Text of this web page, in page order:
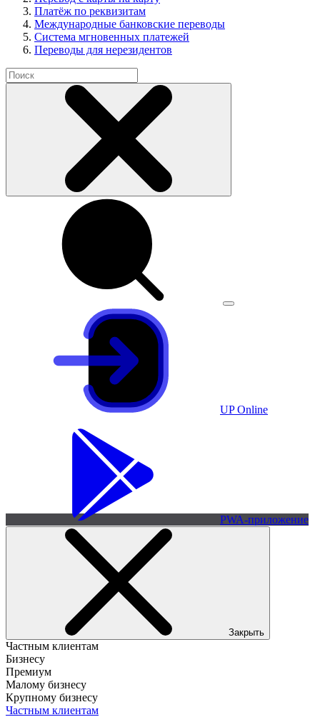
Платёж по реквизитам
Международные банковские переводы
Система мгновенных платежей
Переводы для нерезидентов
UP Online
PWA-приложение
Закрыть
Частным клиентам
Бизнесу
Премиум
Малому бизнесу
Крупному бизнесу
Частным клиентам